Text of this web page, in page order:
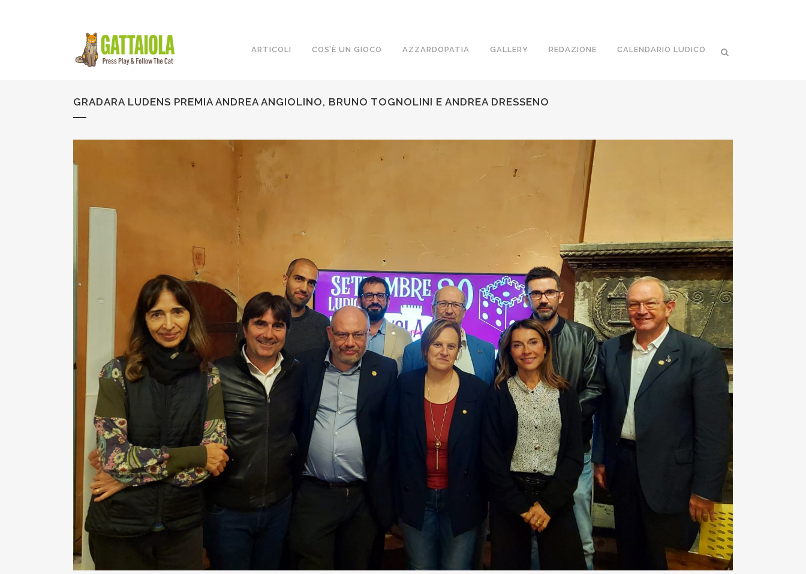
ARTICOLI COS’È UN GIOCO AZZARDOPATIA GALLERY REDAZIONE CALENDARIO LUDICO
GRADARA LUDENS PREMIA ANDREA ANGIOLINO, BRUNO TOGNOLINI E ANDREA DRESSENO